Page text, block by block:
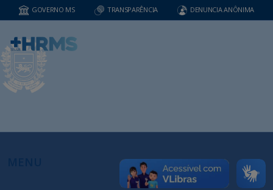
GOVERNO MS TRANSPARÊNCIA DENUNCIA ANÔNIMA